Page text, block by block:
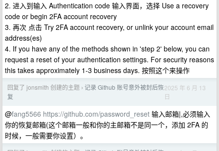
2. 进入到输入 Authentication code 输入界面，选择 Use a recovery
code or begin 2FA account recovery
3. 再次 点击 Try 2FA account recovery, or unlink your account email
address(es)
4. If you have any of the methods shown in 'step 2' below, you can
request a reset of your authentication settings. For security reasons
this takes approximately 1-3 business days. 按照这个来操作
回复了 jonsmith 创建的主题 › 记录 Github 账号意外被封后恢
复
2025 年 6 月 13
日
@fang5566 https://github.com/password_reset 输入邮箱|,必须输入
你的恢复邮箱(这个邮箱一般和你的主邮箱不是同一个，添加 2FA 的
时候，一般需要你设置）。